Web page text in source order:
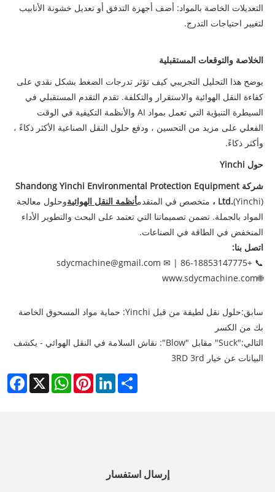
التعديلات الخاصة بالمواد: أضف أجهزة التدفق أو تعديل خشونة الأنابيب
لتغيير احتياجات التدرج.
الخلاصة والتوقعات المستقبلية
يوضح هذا التحليل التجريبي كيف تؤثر تدرجات الضغط بشكل نقدي على
كفاءة النقل الهوائية والاستقرار والتكلفة. تقدم التقدم المستقبلي في
السيطرة التنبؤية التي تعمل بمواد AI والأنظمة التكيفية في الوقت
الفعلي على مزيد من التحسين ، ودفع حلول النقل الصناعية الأكثر ذكاءً ،
وأكثر ذكاءً.
حول Yinchi
شركة Shandong Yinchi Environmental Protection Equipment
، Ltd.(Yinchi) متخصص في المتقدم أنظمة النقل الهوائيةوحلول معالجة
المواد بالجملة. تضمن تصميماتنا التي تعتمد على البحث والتطوير الأداء
المنخفض في الطاقة في الصناعات.
اتصل بنا:
📞 +86-18853147775 | ✉ sdycmachine@gmail.com
🌐
www.sdycmachine.com
سابق:
حلول نقل لطيفة من قبل Yinchi: حماية مواد المسحوق الخاصة
بك من الكسر
التالي:
"Suck" مقابل "Blow": نقاش السلامة في النقل الهوائي - يكشف
البيانات عن خيار 3RD 3rd
X
WhatsAppPinterestLinkedInShare
إرسال استفسار